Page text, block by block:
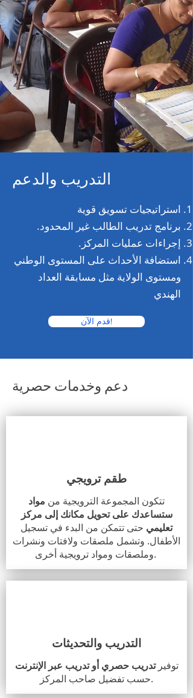
التدريب والدعم
استراتيجيات تسويق قوية
برنامج تدريب الطالب غير المحدود.
إجراءات عمليات المركز.
استضافة الأحداث على المستوى الوطني
ومستوى الولاية مثل مسابقة العداد
الهندي
قدم الآن!
دعم وخدمات حصرية
طقم ترويجي
تتكون المجموعة الترويجية من مواد
ستساعدك على تحويل مكانك إلى مركز
تعليمي حتى تتمكن من البدء في تسجيل
الأطفال. وتشمل ملصقات ولافتات ونشرات
وملصقات ومواد ترويجية أخرى.
التدريب والتحديثات
توفيرتدريب حصري أو تدريب عبر الإنترنت
حسب تفضيل صاحب المركز.